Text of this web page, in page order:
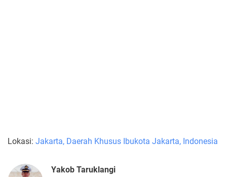
Lokasi: Jakarta, Daerah Khusus Ibukota Jakarta, Indonesia
Yakob Taruklangi